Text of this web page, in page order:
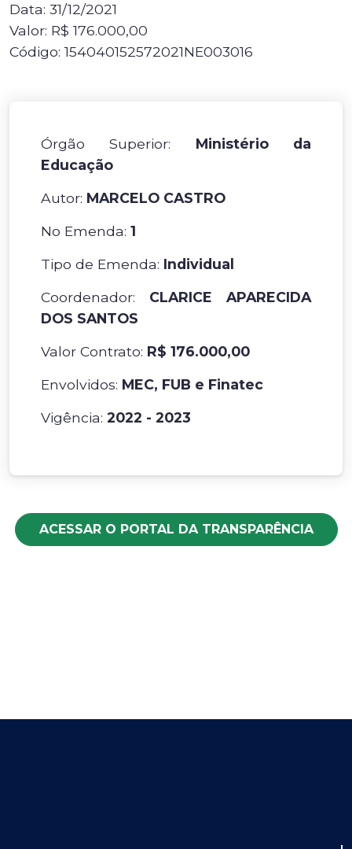
Data: 31/12/2021
Valor: R$ 176.000,00
Código: 154040152572021NE003016
Órgão Superior: Ministério da
Educação
Autor: MARCELO CASTRO
No Emenda: 1
Tipo de Emenda: Individual
Coordenador: CLARICE APARECIDA
DOS SANTOS
Valor Contrato: R$ 176.000,00
Envolvidos: MEC, FUB e Finatec
Vigência: 2022 - 2023
ACESSAR O PORTAL DA TRANSPARÊNCIA